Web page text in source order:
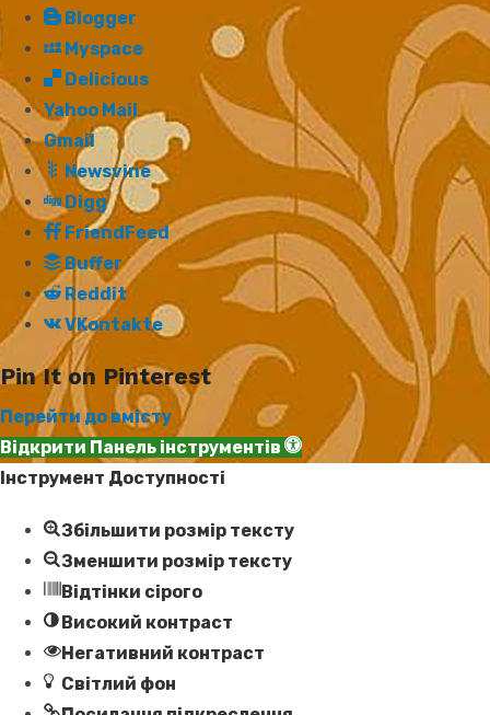
Blogger
Myspace
Delicious
Yahoo Mail
Gmail
Newsvine
Digg
FriendFeed
Buffer
Reddit
VKontakte
Pin It on Pinterest
Перейти до вмісту
Відкрити Панель інструментів
Інструмент Доступності
Збільшити розмір тексту
Зменшити розмір тексту
Відтінки сірого
Високий контраст
Негативний контраст
Світлий фон